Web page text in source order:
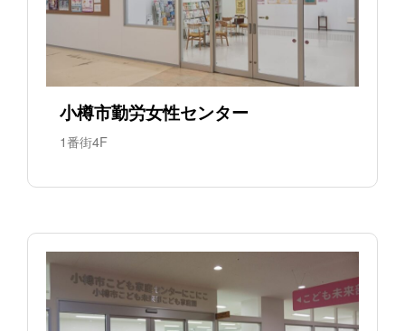
小樽市勤労女性センター
1番街4F